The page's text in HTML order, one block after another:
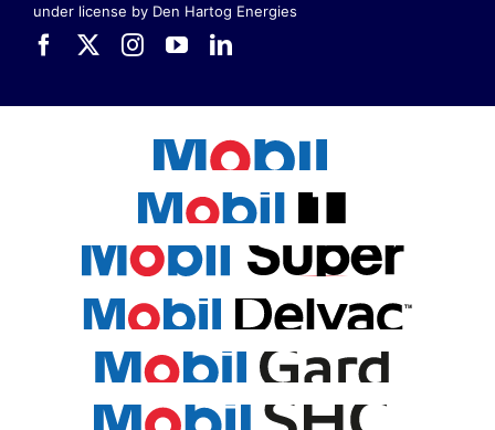
under license by Den Hartog Energies